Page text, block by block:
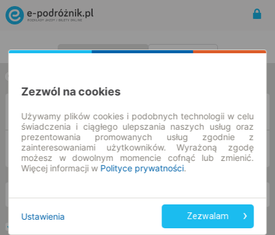
Rozkład Jazdy | Bilety Bilety okresowe
DO
pt. 7 sie. -- : --
Tylko bilet online
Zezwól na cookies
Używamy plików cookies i podobnych technologii w celu
świadczenia i ciągłego ulepszania naszych usług oraz
prezentowania promowanych usług zgodnie z
zainteresowaniami użytkowników. Wyrażoną zgodę
możesz w dowolnym momencie cofnąć lub zmienić.
Więcej informacji w Polityce prywatności.
Ustawienia Zezwalam